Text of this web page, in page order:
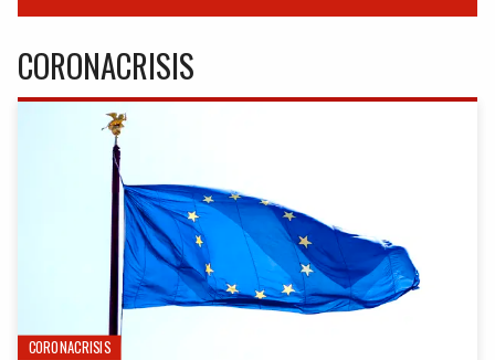
CORONACRISIS
CORONACRISIS